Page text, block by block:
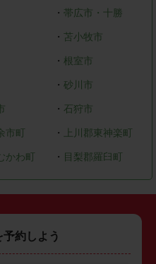
・ 帯広市・十勝
・苫小牧市
・ 根室市
・砂川市
・ 石狩市
市町 ・ 上川郡東神楽町
かわ町 ・ 目梨郡羅臼町
予約しよう